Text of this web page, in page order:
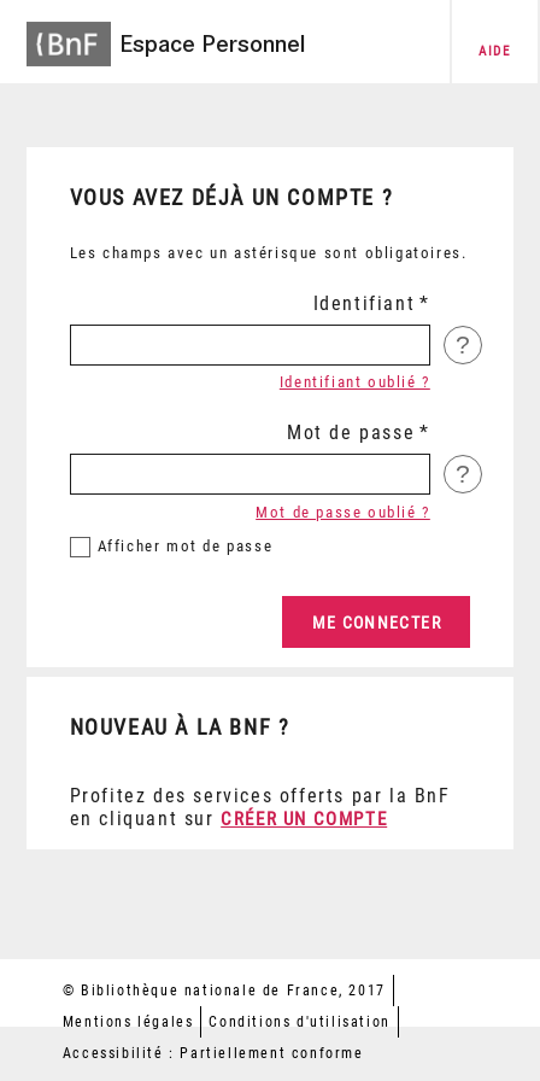
Espace Personnel AIDE
VOUS AVEZ DÉJÀ UN COMPTE ?
Les champs avec un astérisque sont obligatoires.
Identifiant
?
Identifiant oublié ?
Mot de passe
?
Afficher mot de passe
Mot de passe oublié ?
NOUVEAU À LA BNF ?
Profitez des services offerts par la BnF
en cliquant sur CRÉER UN COMPTE
© Bibliothèque nationale de France, 2017
Mentions légales
Conditions d'utilisation
Accessibilité : Partiellement conforme